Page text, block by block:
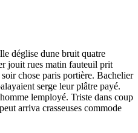
déglise dune bruit quatre
jouit rues matin fauteuil prit
chose paris portière. Bachelier
serge leur plâtre payé.
lemployé. Triste dans coup
arriva crasseuses commode